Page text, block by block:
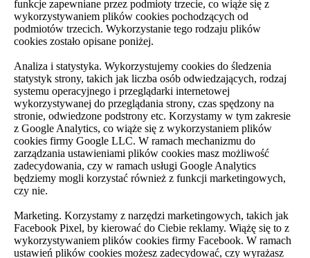
funkcje zapewniane przez podmioty trzecie, co wiąże się z
wykorzystywaniem plików cookies pochodzących od
podmiotów trzecich. Wykorzystanie tego rodzaju plików
cookies zostało opisane poniżej.
Analiza i statystyka. Wykorzystujemy cookies do śledzenia
statystyk strony, takich jak liczba osób odwiedzających, rodzaj
systemu operacyjnego i przeglądarki internetowej
wykorzystywanej do przeglądania strony, czas spędzony na
stronie, odwiedzone podstrony etc. Korzystamy w tym zakresie
z Google Analytics, co wiąże się z wykorzystaniem plików
cookies firmy Google LLC. W ramach mechanizmu do
zarządzania ustawieniami plików cookies masz możliwość
zadecydowania, czy w ramach usługi Google Analytics
będziemy mogli korzystać również z funkcji marketingowych,
czy nie.
Marketing. Korzystamy z narzędzi marketingowych, takich jak
Facebook Pixel, by kierować do Ciebie reklamy. Wiążę się to z
wykorzystywaniem plików cookies firmy Facebook. W ramach
ustawień plików cookies możesz zadecydować, czy wyrażasz